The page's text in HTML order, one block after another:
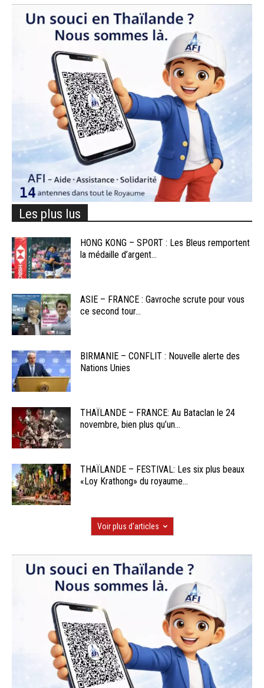
Les plus lus
HONG KONG – SPORT : Les Bleus remportent
la médaille d’argent...
ASIE – FRANCE : Gavroche scrute pour vous
ce second tour...
BIRMANIE – CONFLIT : Nouvelle alerte des
Nations Unies
THAÏLANDE – FRANCE: Au Bataclan le 24
novembre, bien plus qu’un...
THAÏLANDE – FESTIVAL: Les six plus beaux
«Loy Krathong» du royaume...
Voir plus d'articles